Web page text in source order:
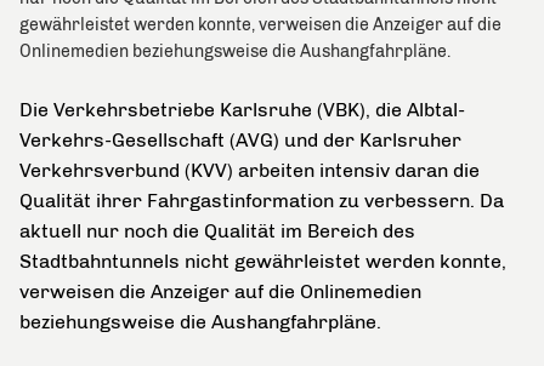
gewährleistet werden konnte, verweisen die Anzeiger auf die
Onlinemedien beziehungsweise die Aushangfahrpläne.
Die Verkehrsbetriebe Karlsruhe (VBK), die Albtal-
Verkehrs-Gesellschaft (AVG) und der Karlsruher
Verkehrsverbund (KVV) arbeiten intensiv daran die
Qualität ihrer Fahrgastinformation zu verbessern. Da
aktuell nur noch die Qualität im Bereich des
Stadtbahntunnels nicht gewährleistet werden konnte,
verweisen die Anzeiger auf die Onlinemedien
beziehungsweise die Aushangfahrpläne.